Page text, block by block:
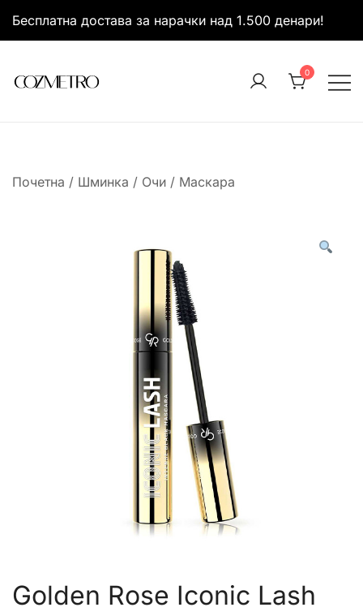
Бесплатна достава за нарачки над 1.500 денари!
0
Почетна / Шминка / Очи / Маскара
Golden Rose Iconic Lash